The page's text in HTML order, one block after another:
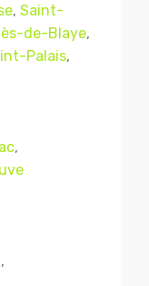
, Saint-
de-Blaye,
Palais,
,
,